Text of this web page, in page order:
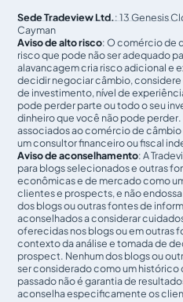
Sede Tradeview Ltd.: 13 Genesis
Cayman
Aviso de alto risco: O comércio de
risco que pode não ser adequado
alavancagem cria risco adicional e
decidir negociar câmbio,
de investimento, nível de
pode perder parte ou todo o seu
dinheiro que você não pode
associados ao comércio de
um consultor financeiro ou fiscal
Aviso de aconselhamento: A
para blogs selecionados e outras
econômicas e de mercado como
clientes e prospects, e não
dos blogs ou outras fontes de
aconselhados a considerar
oferecidas nos blogs ou em outras
contexto da análise e tomada de
prospect. Nenhum dos blogs ou
ser considerado como um
passado não é garantia de
aconselha especificamente os